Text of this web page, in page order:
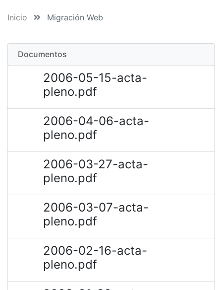
Inicio Migración Web
Documentos
2006-05-15-acta-
pleno.pdf
2006-04-06-acta-
pleno.pdf
2006-03-27-acta-
pleno.pdf
2006-03-07-acta-
pleno.pdf
2006-02-16-acta-
pleno.pdf